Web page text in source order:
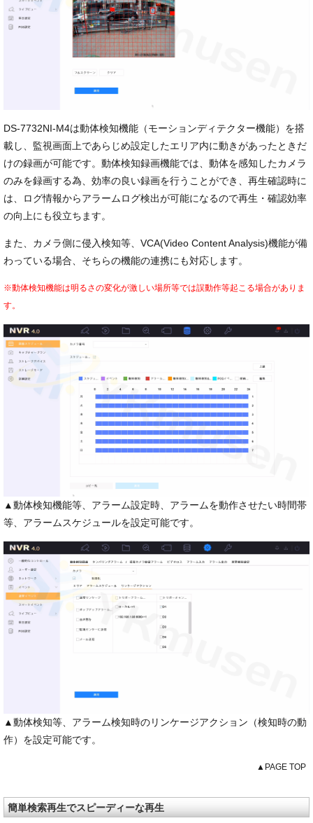
DS-7732NI-M4は動体検知機能（モーションディテクター機能）を搭
載し、監視画面上であらじめ設定したエリア内に動きがあったときだ
けの録画が可能です。動体検知録画機能では、動体を感知したカメラ
のみを録画する為、効率の良い録画を行うことができ、再生確認時に
は、ログ情報からアラームログ検出が可能になるので再生・確認効率
の向上にも役立ちます。
また、カメラ側に侵入検知等、VCA(Video Content Analysis)機能が備
わっている場合、そちらの機能の連携にも対応します。
※動体検知機能は明るさの変化が激しい場所等では誤動作等起こる場合がありま
す。
▲動体検知機能等、アラーム設定時、アラームを動作させたい時間帯
等、アラームスケジュールを設定可能です。
▲動体検知等、アラーム検知時のリンケージアクション（検知時の動
作）を設定可能です。
▲PAGE TOP
簡単検索再生でスピーディーな再生